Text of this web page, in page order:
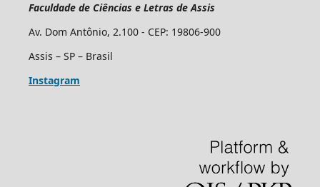
Faculdade de Ciências e Letras de Assis
Av. Dom Antônio, 2.100 - CEP: 19806-900
Assis – SP – Brasil
Instagram